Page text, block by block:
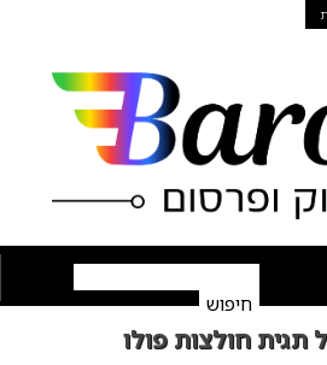
תגית חולצות פולו